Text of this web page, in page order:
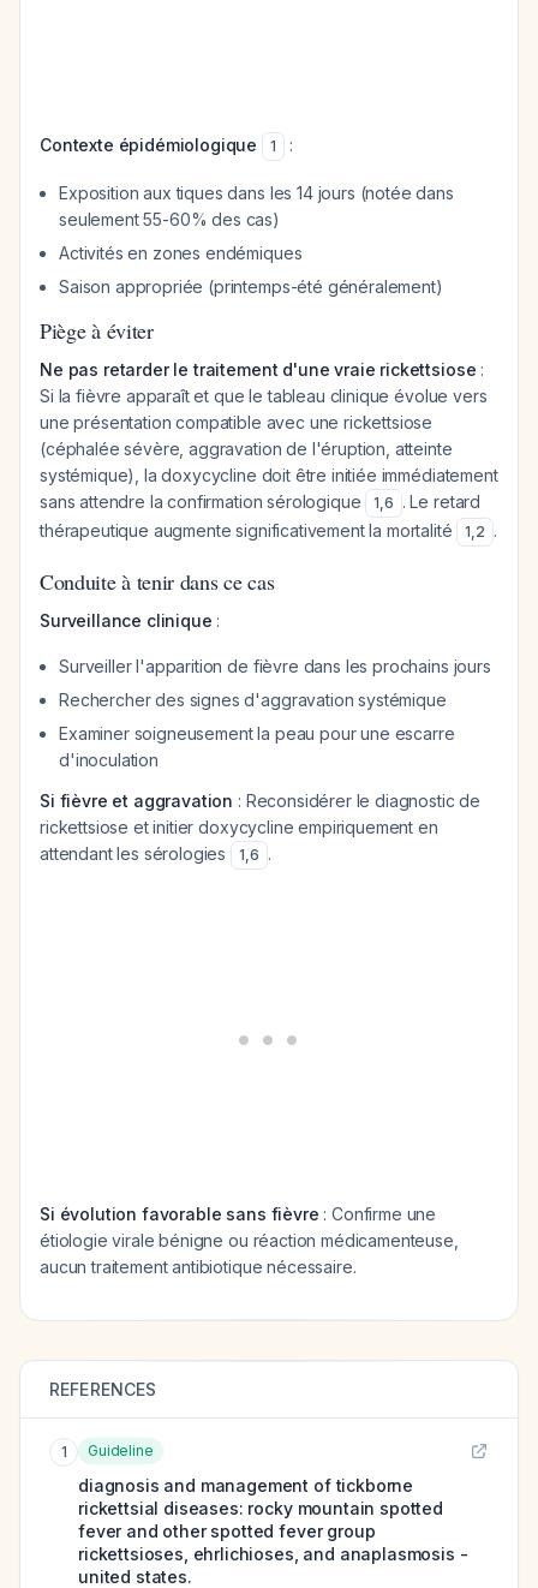
Contexte épidémiologique 1 :
Exposition aux tiques dans les 14 jours (notée dans
seulement 55-60% des cas)
Activités en zones endémiques
Saison appropriée (printemps-été généralement)
Piège à éviter
Ne pas retarder le traitement d'une vraie rickettsiose :
Si la fièvre apparaît et que le tableau clinique évolue vers
une présentation compatible avec une rickettsiose
(céphalée sévère, aggravation de l'éruption, atteinte
systémique), la doxycycline doit être initiée immédiatement
sans attendre la confirmation sérologique
1,6 . Le retard
thérapeutique augmente significativement la mortalité
1,2 .
Conduite à tenir dans ce cas
Surveillance clinique :
Surveiller l'apparition de fièvre dans les prochains jours
Rechercher des signes d'aggravation systémique
Examiner soigneusement la peau pour une escarre
d'inoculation
Si fièvre et aggravation : Reconsidérer le diagnostic de
rickettsiose et initier doxycycline empiriquement en
attendant les sérologies
1,6 .
Si évolution favorable sans fièvre : Confirme une
étiologie virale bénigne ou réaction médicamenteuse,
aucun traitement antibiotique nécessaire.
REFERENCES
1 Guideline
diagnosis and management of tickborne
rickettsial diseases: rocky mountain spotted
fever and other spotted fever group
rickettsioses, ehrlichioses, and anaplasmosis -
united states.